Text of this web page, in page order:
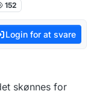
152
Login for at svare
skønnes for